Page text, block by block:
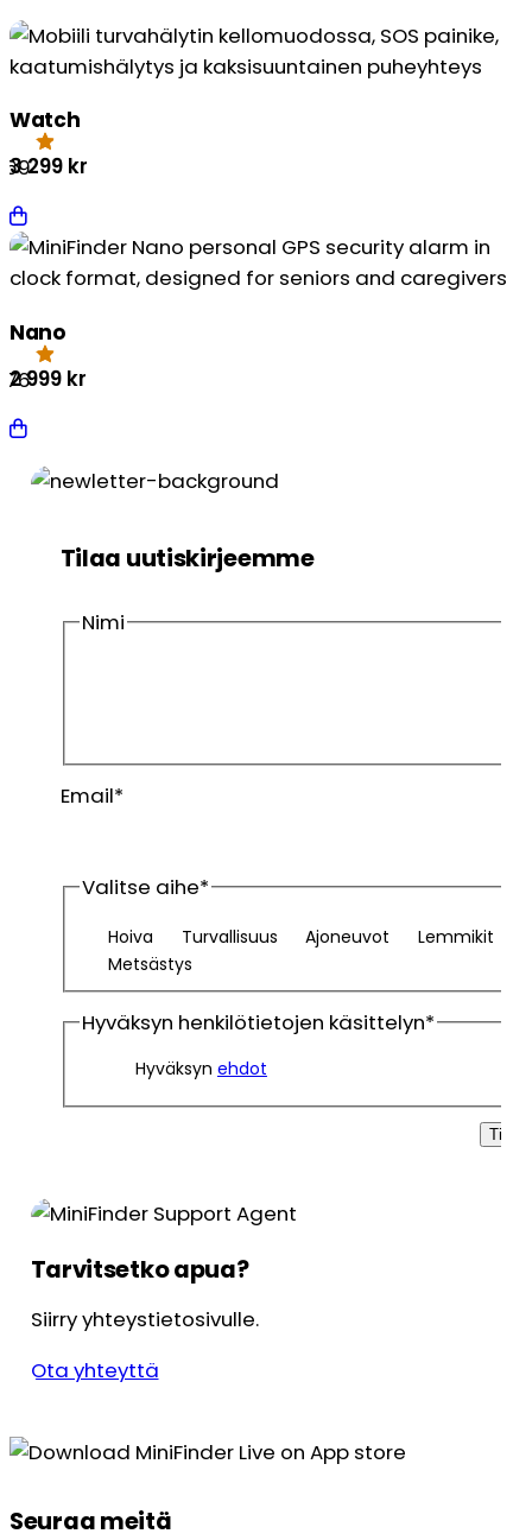
Watch
3 299 kr
Nano
2 999 kr
Tilaa uutiskirjeemme
Nimi
Sukunimi
Email*
Valitse aihe*
Hoiva Turvallisuus Ajoneuvot
Lemmikit
Metsästys
Hyväksyn henkilötietojen käsittelyn*
Hyväksyn ehdot
Tilaa
Tarvitsetko apua?
Siirry yhteystietosivulle.
Ota yhteyttä
Seuraa meitä